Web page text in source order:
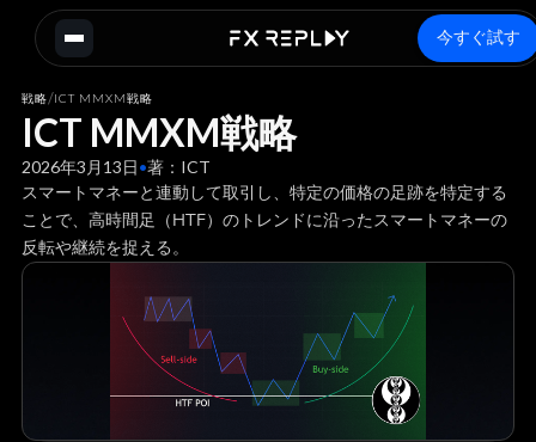
今すぐ試す
戦略/ICT MMXM戦略
ICT MMXM戦略
2026年3月13日•著： ICT
スマートマネーと連動して取引し、特定の価格の足跡を特定する
ことで、高時間足（HTF）のトレンドに沿ったスマートマネーの
反転や継続を捉える。